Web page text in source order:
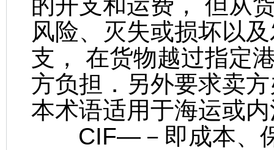
风险、灭失或损坏以
支， 在货物越过指定
方负担．另外要求卖
本术语适用于海运或
CIF—－即成本、